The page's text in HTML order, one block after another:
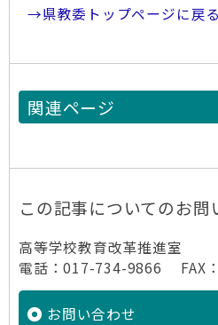
→県教委トップページに戻る
関連ページ
この記事についてのお問
高等学校教育改革推進室
電話：017-734-9866 FAX
お問い合わせ